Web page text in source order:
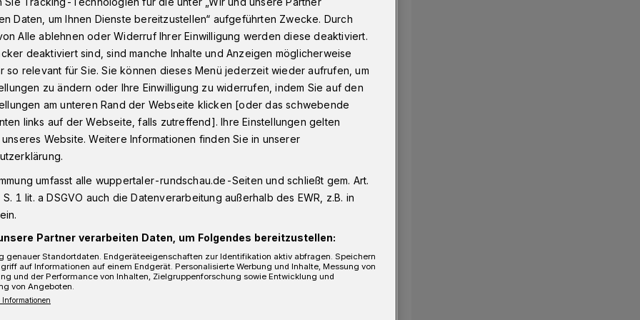
Laptops?
genügend
‚Solinger Modell‘-Verbot“
Daten, um Ihnen Dienste bereitzustellen“ aufgeführten Zwecke. Durch
Alle ablehnen oder Widerruf Ihrer Einwilligung werden diese deaktiviert.
deaktiviert sind, sind manche Inhalte und Anzeigen möglicherweise
so relevant für Sie. Sie können dieses Menü jederzeit wieder aufrufen, um
zu ändern oder Ihre Einwilligung zu widerrufen, indem Sie auf den
am unteren Rand der Webseite klicken [oder das schwebende
links auf der Webseite, falls zutreffend]. Ihre Einstellungen gelten
Website. Weitere Informationen finden Sie in unserer
umfasst alle wuppertaler-rundschau.de-Seiten und schließt gem. Art.
1 lit. a DSGVO auch die Datenverarbeitung außerhalb des EWR, z.B. in
Partner verarbeiten Daten, um Folgendes bereitzustellen:
genauer Standortdaten. Endgeräteeigenschaften zur Identifikation aktiv abfragen. Speichern
auf Informationen auf einem Endgerät. Personalisierte Werbung und Inhalte, Messung von
und der Performance von Inhalten, Zielgruppenforschung sowie Entwicklung und
von Angeboten.